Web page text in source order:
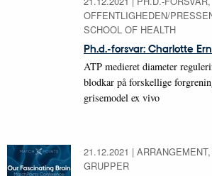
OFFENTLIGHEDEN/
SCHOOL OF HEALTH
Ph.d.-forsvar: Charlotte
ATP medieret diameter
blodkar på forskellige
grisemodel ex vivo
21.12.2021 |
GRUPPER